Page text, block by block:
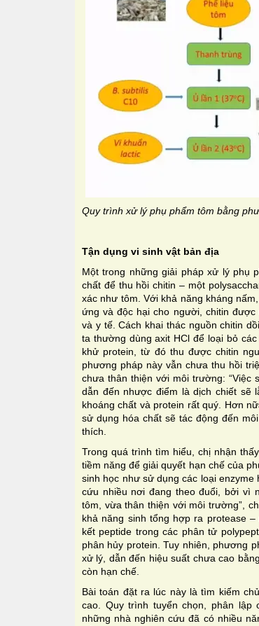
Quy trình xử lý phụ phẩm tôm bằng
Tận dụng vi sinh vật bản địa
Một trong những giải pháp xử lý phụ
chất để thu hồi chitin – một
xác như tôm. Với khả năng kháng
ứng và độc hại cho người, chitin
và y tế. Cách khai thác nguồn chitin
ta thường dùng axit HCl để loại bỏ
khử protein, từ đó thu được chitin
phương pháp này vẫn chưa thu hồi
chưa thân thiện với môi trường: “Việc
dẫn đến nhược điểm là dịch chiết sẽ
khoáng chất và protein rất quý. Hơn
sử dụng hóa chất sẽ tác động đến
thích.
Trong quá trình tìm hiểu, chị nhận
tiềm năng để giải quyết hạn chế của
sinh học như sử dụng các loại
cứu nhiều nơi đang theo đuổi, bởi vì
tôm, vừa thân thiện với môi trường”,
khả năng sinh tổng hợp ra protease
kết peptide trong các phân tử
phân hủy protein. Tuy nhiên, phương
xử lý, dẫn đến hiệu suất chưa cao
còn hạn chế.
Bài toán đặt ra lúc này là tìm kiếm
cao. Quy trình tuyển chọn, phân
những nhà nghiên cứu đã có nhiều